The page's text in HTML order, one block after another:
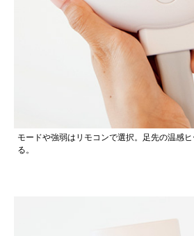
モードや強弱はリモコンで選択。足先の温感
る。